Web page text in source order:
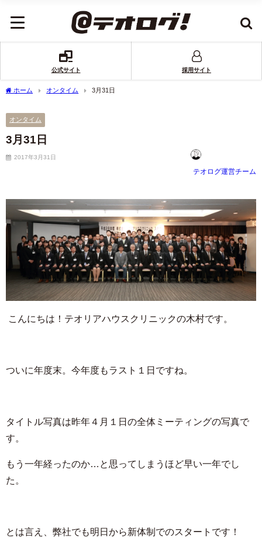
公式サイト 採用サイト
ホーム オンタイム 3月31日
オンタイム
3月31日
2017年3月31日
テオログ運営チーム
こんにちは！テオリアハウスクリニックの木村です。
ついに年度末。今年度もラスト１日ですね。
タイトル写真は昨年４月１日の全体ミーティングの写真で
す。
もう一年経ったのか…と思ってしまうほど早い一年でし
た。
とは言え、弊社でも明日から新体制でのスタートです！